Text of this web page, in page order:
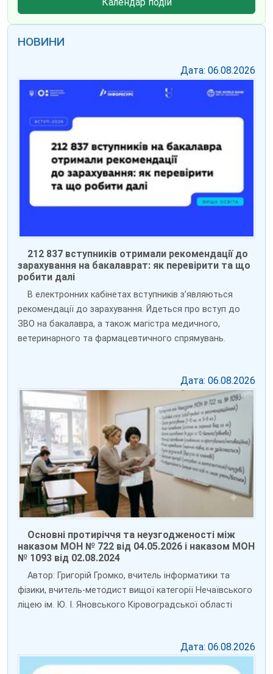
Календар подій
НОВИНИ
Дата: 06.08.2026
212 837 вступників отримали рекомендації до
зарахування на бакалаврат: як перевірити та що
робити далі
В електронних кабінетах вступників зʼявляються
рекомендації до зарахування. Йдеться про вступ до
ЗВО на бакалавра, а також магістра медичного,
ветеринарного та фармацевтичного спрямувань.
Дата: 06.08.2026
Основні протиріччя та неузгодженості між
наказом МОН № 722 від 04.05.2026 і наказом МОН
№ 1093 від 02.08.2024
Автор: Григорій Громко, вчитель інформатики та
фізики, вчитель-методист вищої категорії Нечаївського
ліцею ім. Ю. І. Яновського Кіровоградської області
Дата: 06.08.2026